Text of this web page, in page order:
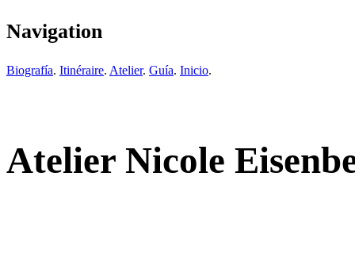
Navigation
Biografía. Itinéraire. Atelier. Guía. Inicio.
Atelier Nicole